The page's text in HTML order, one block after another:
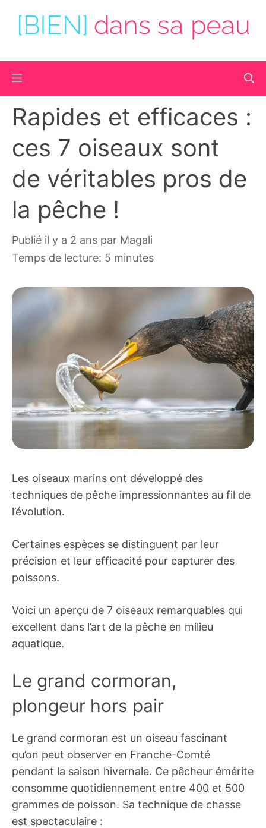
Menu
Rapides et efficaces :
ces 7 oiseaux sont
de véritables pros de
la pêche !
publié il y a 2 ans par Magali
Temps de lecture: 5 minutes
Les oiseaux marins ont développé des
techniques de pêche impressionnantes au fil de
l’évolution.
Certaines espèces se distinguent par leur
précision et leur efficacité pour capturer des
poissons.
Voici un aperçu de 7 oiseaux remarquables qui
excellent dans l’art de la pêche en milieu
aquatique.
Le grand cormoran,
plongeur hors pair
Le grand cormoran est un oiseau fascinant
qu’on peut observer en Franche-Comté
pendant la saison hivernale. Ce pêcheur émérite
consomme quotidiennement entre 400 et 500
grammes de poisson. Sa technique de chasse
est spectaculaire :